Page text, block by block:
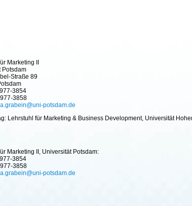
Marketing II
Potsdam
Straße 89
3854
3858
potsdam.de
Lehrstuhl für Marketing & Business Development, Universität
Marketing II, Universität Potsdam:
3854
3858
potsdam.de